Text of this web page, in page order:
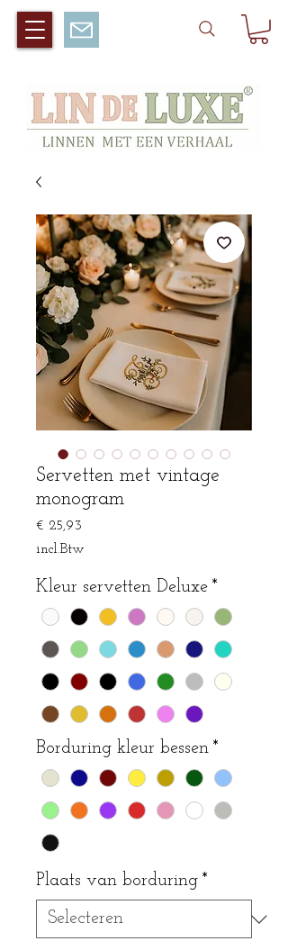
Servetten met vintage
monogram
€ 25,93
incl.Btw
Kleur servetten Deluxe *
Borduring kleur bessen *
Plaats van borduring *